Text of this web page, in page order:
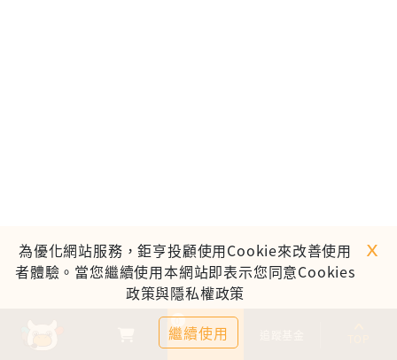
基金比較
0
為優化網站服務，鉅亨投顧使用Cookie來改善使用
者體驗。當您繼續使用本網站即表示您同意Cookies
政策與隱私權政策
繼續使用
ｘ